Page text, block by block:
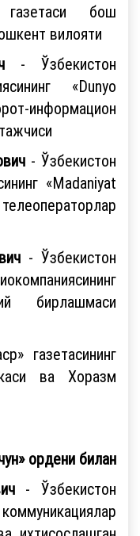
бош
вилояти
- Ўзбекистон
«Dunyo
информацион
- Ўзбекистон
«Madaniyat
- Ўзбекистон
бирлашмаси
газетасининг
ва Хоразм
ордени билан
- Ўзбекистон